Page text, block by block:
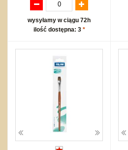
wysyłamy w ciągu 72h
ilość dostępna: 3 *